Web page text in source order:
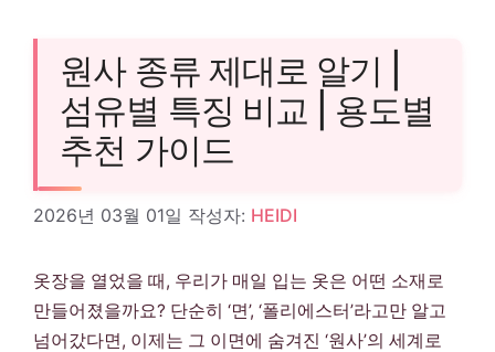
원사 종류 제대로 알기 |
섬유별 특징 비교 | 용도별
추천 가이드
2026년 03월 01일 작성자: HEIDI
옷장을 열었을 때, 우리가 매일 입는 옷은 어떤 소재로
만들어졌을까요? 단순히 ‘면’, ‘폴리에스터’라고만 알고
넘어갔다면, 이제는 그 이면에 숨겨진 ‘원사’의 세계로